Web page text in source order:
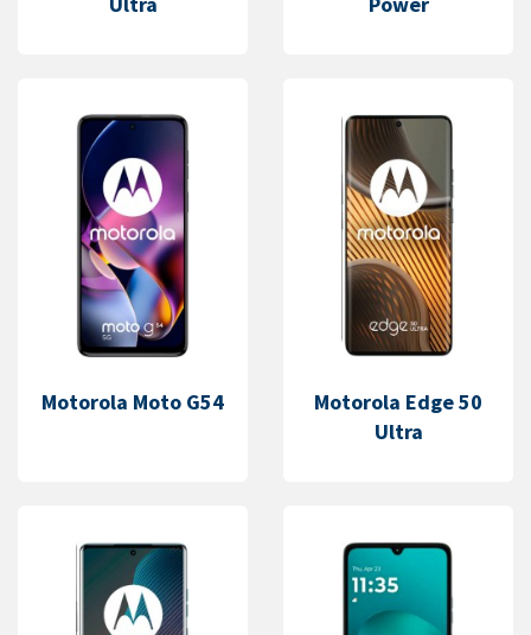
Motorola Moto G54
Motorola Edge 50
Ultra